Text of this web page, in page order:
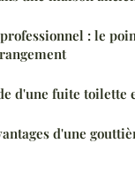
: le
d'une fuite toilette
d'une